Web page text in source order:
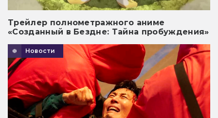
Трейлер полнометражного аниме
«Созданный в Бездне: Тайна пробуждения»
Новости